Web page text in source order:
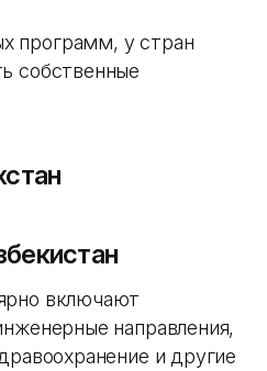
программ, у стран
собственные
включают
направления,
и другие